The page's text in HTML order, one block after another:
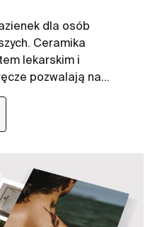
dla osób
Ceramika
lekarskim i
pozwalają na
na długie lata.